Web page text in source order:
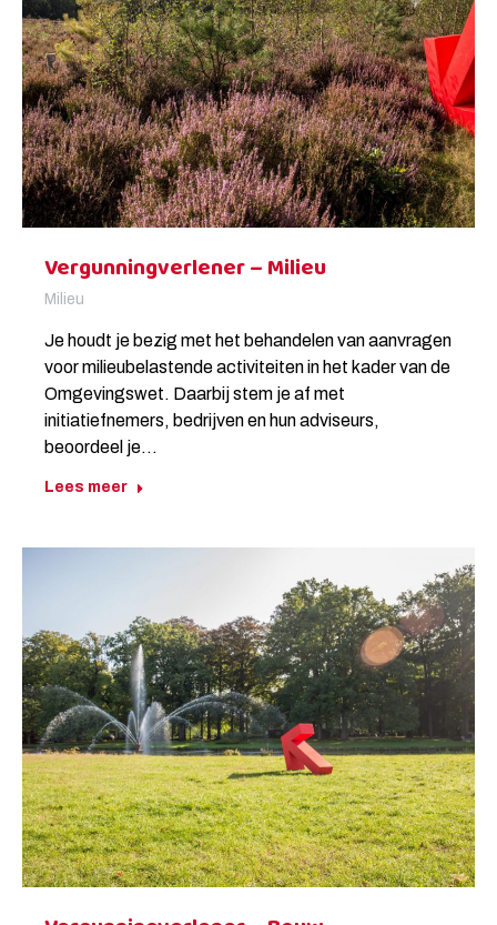
Vergunningverlener – Milieu
Milieu
Je houdt je bezig met het behandelen van aanvragen
voor milieubelastende activiteiten in het kader van de
Omgevingswet. Daarbij stem je af met
initiatiefnemers, bedrijven en hun adviseurs,
beoordeel je…
Lees meer